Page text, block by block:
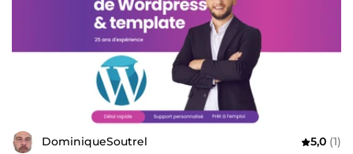
DominiqueSoutrel 5,0 (1)